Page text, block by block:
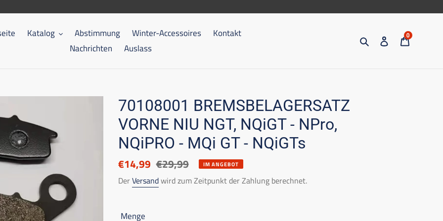
Katalog Abstimmung Winter-Accessoires
Kontakt
Nachrichten
Auslass
Suche EintragenTrolley
0
70108001 BREMSBELAGERSATZ
VORNE NIU NGT, NQiGT - NPro,
NQiPRO - MQi GT - NQiGTs
Ermäßigter
Preis
€14,99 Listenpreis
€29,99 IM ANGEBOT
DerVersandwird zum Zeitpunkt der Zahlung berechnet.
Menge